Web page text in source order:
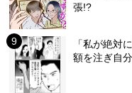
張!?
「私が絶対
額を注ぎ自